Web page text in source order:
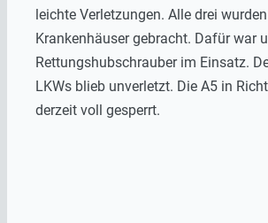
leichte Verletzungen. Alle drei
Krankenhäuser gebracht. Dafür war
Rettungshubschrauber im Einsatz.
LKWs blieb unverletzt. Die A5 in
derzeit voll gesperrt.